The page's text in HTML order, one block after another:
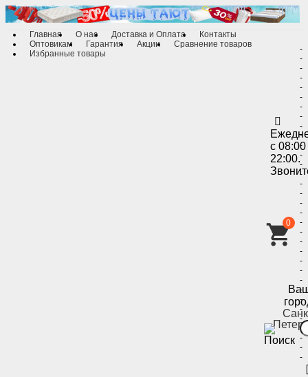
Главная О нас Доставка и Оплата
Контакты
Оптовикам
Гарантия Акции
Сравнение товаров
Избранные товары
с
22:00.
-
-
-
-
-
-
-
-
-
-
-
-
-
-
-
-
-
-
-
-
-
-
-
-
-
-
-
-
-
-
-
-
-
0